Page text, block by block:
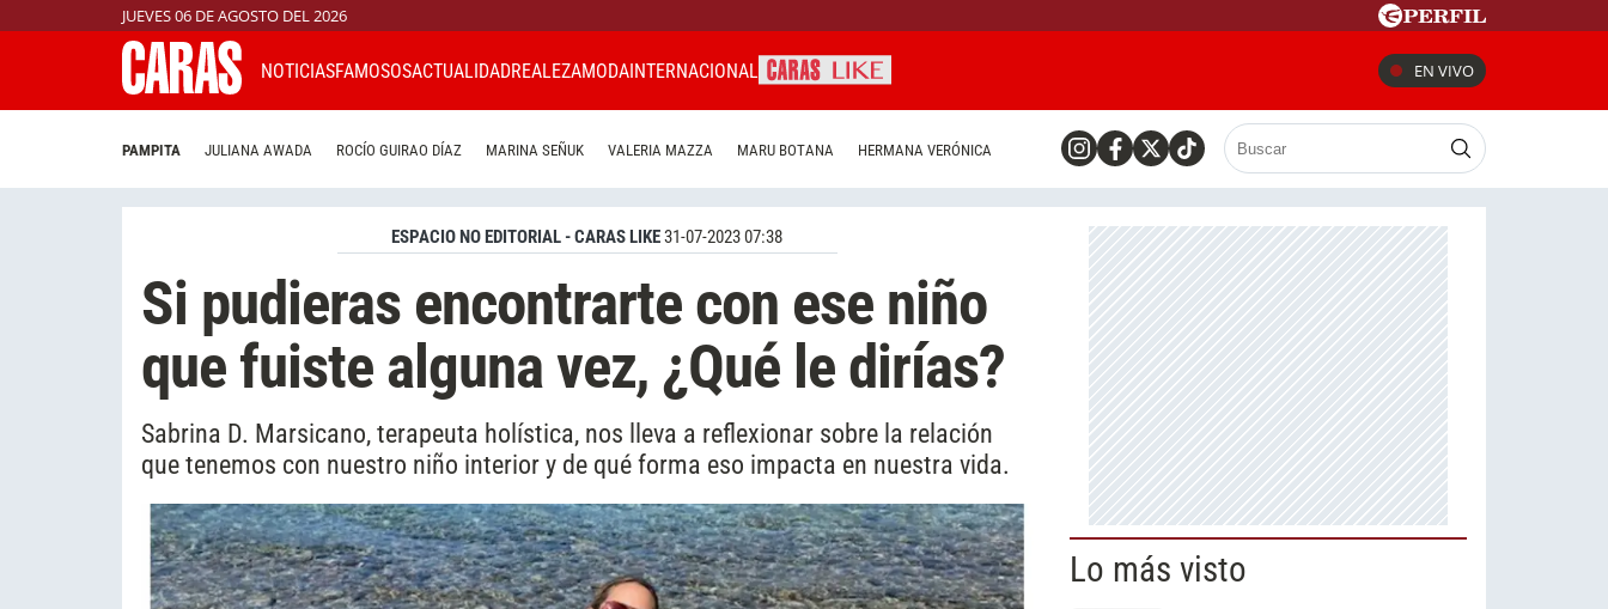
JUEVES 06 DE AGOSTO DEL 2026
NOTICIASFAMOSOSACTUALIDADREALEZAMODAINTERNACIONAL EN VIVO
PAMPITA JULIANA AWADA ROCÍO GUIRAO DÍAZ MARINA SEÑUK VALERIA MAZZA MARU BOTANA HERMANA VERÓNICA
ESPACIO NO EDITORIAL - CARAS LIKE31-07-2023 07:38
Si pudieras encontrarte con ese niño
que fuiste alguna vez, ¿Qué le dirías?
Sabrina D. Marsicano, terapeuta holística, nos lleva a reflexionar sobre la relación
que tenemos con nuestro niño interior y de qué forma eso impacta en nuestra vida.
Lo más visto